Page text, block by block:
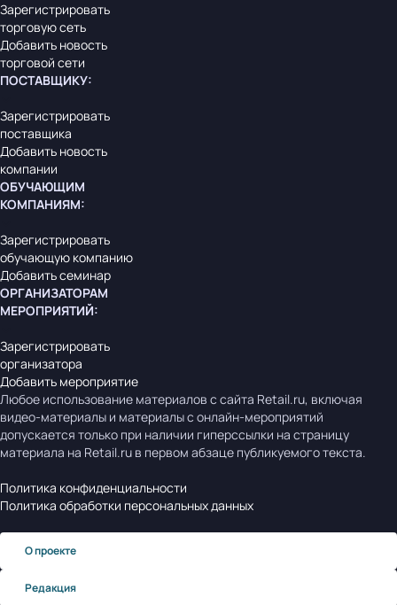
Зарегистрировать
торговую сеть
Добавить новость
торговой сети
ПОСТАВЩИКУ:
Зарегистрировать
поставщика
Добавить новость
компании
ОБУЧАЮЩИМ
КОМПАНИЯМ:
Зарегистрировать
обучающую компанию
Добавить семинар
ОРГАНИЗАТОРАМ
МЕРОПРИЯТИЙ:
Зарегистрировать
организатора
Добавить мероприятие
Любое использование материалов с сайта Retail.ru, включая
видео-материалы и материалы с онлайн-мероприятий
допускается только при наличии гиперссылки на страницу
материала на Retail.ru в первом абзаце публикуемого текста.
Политика конфиденциальности
Политика обработки персональных данных
О проекте
Редакция